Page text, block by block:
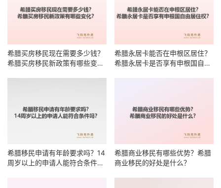
希腊买房移民现在需要多少钱？
希腊买房移民新政策有哪些变
希腊永居卡能否在申根区居住？
希腊永居卡是否享有申根国自由
希腊移民申请有年龄要求吗？14
周岁以上的申请人能符合条件
希腊商业移民有哪些优势？希腊
商业移民的好处是什么？